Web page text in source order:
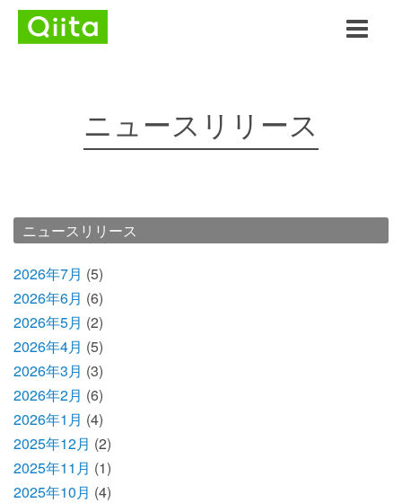
ニュースリリース
ニュースリリース
2026年7月 (5)
2026年6月 (6)
2026年5月 (2)
2026年4月 (5)
2026年3月 (3)
2026年2月 (6)
2026年1月 (4)
2025年12月 (2)
2025年11月 (1)
2025年10月 (4)